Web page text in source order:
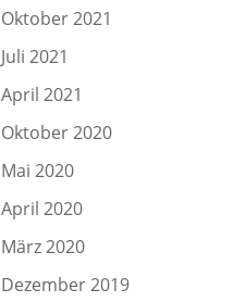
Oktober 2021
Juli 2021
April 2021
Oktober 2020
Mai 2020
April 2020
März 2020
Dezember 2019